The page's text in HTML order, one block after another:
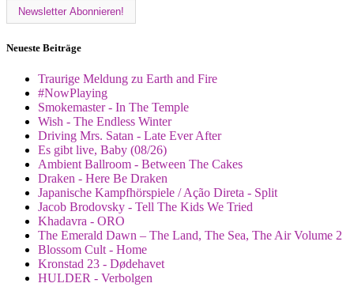
Neueste Beiträge
Traurige Meldung zu Earth and Fire
#NowPlaying
Smokemaster - In The Temple
Wish - The Endless Winter
Driving Mrs. Satan - Late Ever After
Es gibt live, Baby (08/26)
Ambient Ballroom - Between The Cakes
Draken - Here Be Draken
Japanische Kampfhörspiele / Ação Direta - Split
Jacob Brodovsky - Tell The Kids We Tried
Khadavra - ORO
The Emerald Dawn – The Land, The Sea, The Air Volume 2
Blossom Cult - Home
Kronstad 23 - Dødehavet
HULDER - Verbolgen